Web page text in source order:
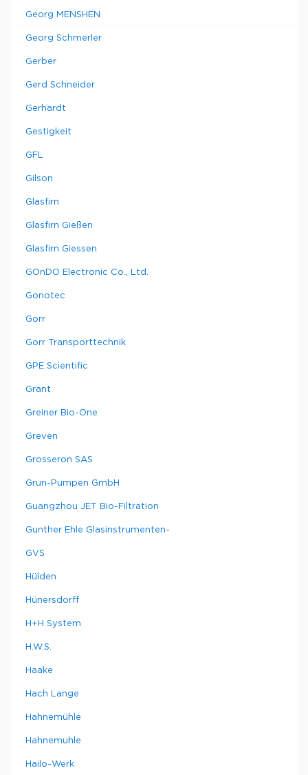
Georg MENSHEN
Georg Schmerler
Gerber
Gerd Schneider
Gerhardt
Gestigkeit
GFL
Gilson
Glasfirn
Glasfirn Gießen
Glasfirn Giessen
GOnDO Electronic Co., Ltd.
Gonotec
Gorr
Gorr Transporttechnik
GPE Scientific
Grant
Greiner Bio-One
Greven
Grosseron SAS
Grun-Pumpen GmbH
Guangzhou JET Bio-Filtration
Gunther Ehle Glasinstrumenten-
GVS
Hülden
Hünersdorff
H+H System
H.W.S.
Haake
Hach Lange
Hahnemühle
Hahnemuhle
Hailo-Werk